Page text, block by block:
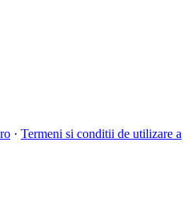
· Termeni si conditii de utilizare a